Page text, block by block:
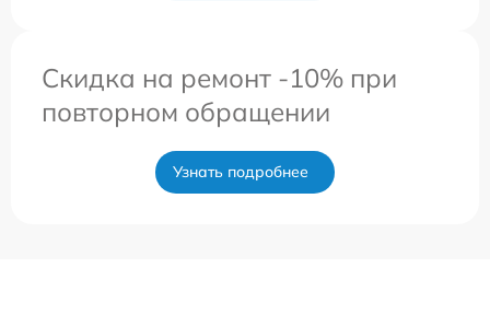
Скидка на ремонт -10% при
повторном обращении
Узнать подробнее